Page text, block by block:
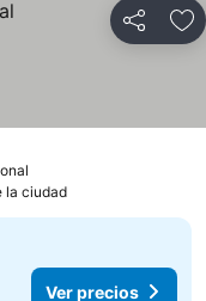
Compartir
la ciudad
Ver precios